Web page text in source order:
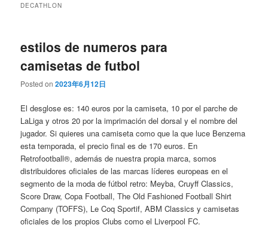
DECATHLON
estilos de numeros para
camisetas de futbol
Posted on2023年6月12日
El desglose es: 140 euros por la camiseta, 10 por el parche de
LaLiga y otros 20 por la imprimación del dorsal y el nombre del
jugador. Si quieres una camiseta como que la que luce Benzema
esta temporada, el precio final es de 170 euros. En
Retrofootball®, además de nuestra propia marca, somos
distribuidores oficiales de las marcas líderes europeas en el
segmento de la moda de fútbol retro: Meyba, Cruyff Classics,
Score Draw, Copa Football, The Old Fashioned Football Shirt
Company (TOFFS), Le Coq Sportif, ABM Classics y camisetas
oficiales de los propios Clubs como el Liverpool FC.